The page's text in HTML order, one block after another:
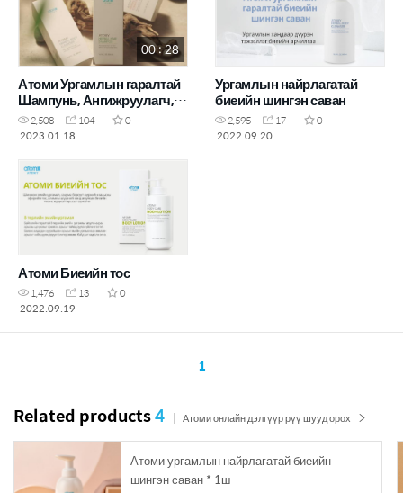
00 : 28
Атоми Ургамлын гаралтай
Шампунь, Ангижруулагч,
Биеийн саван
2,508 104
0
2023.01.18
Ургамлын найрлагатай
биеийн шингэн саван
2,595 17
0
2022.09.20
Атоми Биеийн тос
1,476 13
0
2022.09.19
1
Related products4 Атоми онлайн дэлгүүр рүү шууд орох
Атоми ургамлын найрлагатай биеийн
шингэн саван * 1ш